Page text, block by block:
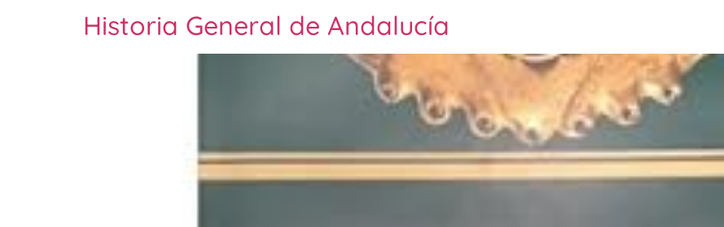
Historia General de Andalucía